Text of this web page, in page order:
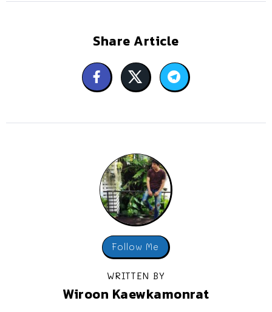
Share Article
Follow Me
WRITTEN BY
Wiroon Kaewkamonrat